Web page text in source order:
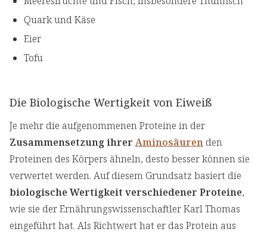
Quark und Käse
Eier
Tofu
Die Biologische Wertigkeit von Eiweiß
Je mehr die aufgenommenen Proteine in der
Zusammensetzung ihrer Aminosäuren den
Proteinen des Körpers ähneln, desto besser können sie
verwertet werden. Auf diesem Grundsatz basiert die
biologische Wertigkeit verschiedener Proteine,
wie sie der Ernährungswissenschaftler Karl Thomas
eingeführt hat. Als Richtwert hat er das Protein aus